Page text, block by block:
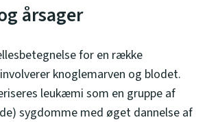
årsager
for en række
knoglemarven og blodet.
leukæmi som en gruppe af
sygdomme med øget dannelse af